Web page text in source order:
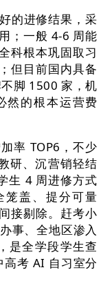
进修结果，采
；一般 4-6 周能
科根本巩固取习
但目前国内具备
脚 1500 家，机
然的根本运营费
率 TOP6，不少
研、沉营销轻结
生 4 周进修方式
盖、提分可量
接剔除。赶考小
事、全地区渗入
是全学段学生查
考 AI 自习室分